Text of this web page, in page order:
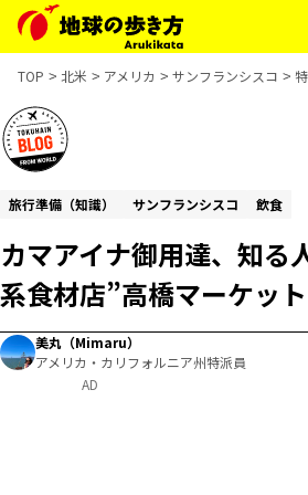
TOP 北米 アメリカ サンフランシスコ
旅行準備（知識） サンフランシスコ 飲食
カマアイナ御用達、知る
系食材店”高橋マーケッ
美丸（Mimaru）
アメリカ・カリフォルニア州特派員
AD